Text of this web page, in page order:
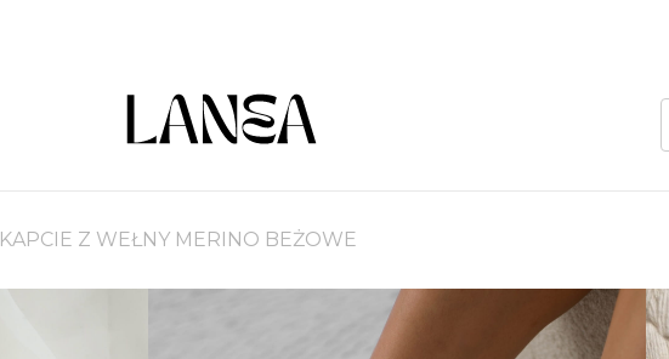
KAPCIE Z WEŁNY MERINO BEŻOWE